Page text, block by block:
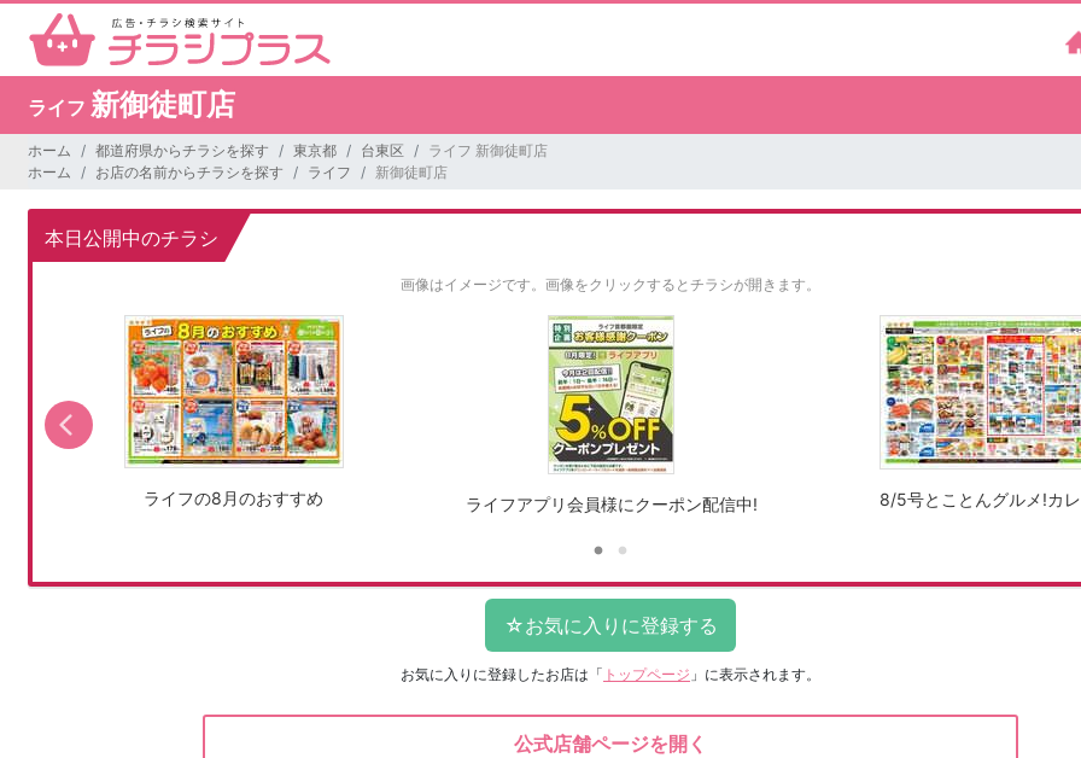
ライフ 新御徒町店
ホーム 都道府県からチラシを探す 東京都 台東区
ライフ 新御徒町店
ホーム
お店の名前からチラシを探す ライフ 新御徒町店
本日公開中のチラシ
画像はイメージです。 画像をクリックするとチラシが開きます。
ライフの8月のおすすめ ライフアプリ会員様にクーポン配信中! 8/5号とことんグルメ!カ
お気に入りに登録したお店は 「 トップページ 」に表示されます。
公式店舗ページを開く